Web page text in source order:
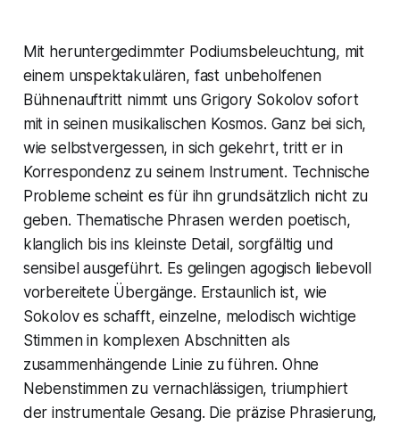
Mit heruntergedimmter Podiumsbeleuchtung, mit
einem unspektakulären, fast unbeholfenen
Bühnenauftritt nimmt uns Grigory Sokolov sofort
mit in seinen musikalischen Kosmos. Ganz bei sich,
wie selbstvergessen, in sich gekehrt, tritt er in
Korrespondenz zu seinem Instrument. Technische
Probleme scheint es für ihn grundsätzlich nicht zu
geben. Thematische Phrasen werden poetisch,
klanglich bis ins kleinste Detail, sorgfältig und
sensibel ausgeführt. Es gelingen agogisch liebevoll
vorbereitete Übergänge. Erstaunlich ist, wie
Sokolov es schafft, einzelne, melodisch wichtige
Stimmen in komplexen Abschnitten als
zusammenhängende Linie zu führen. Ohne
Nebenstimmen zu vernachlässigen, triumphiert
der instrumentale Gesang. Die präzise Phrasierung,